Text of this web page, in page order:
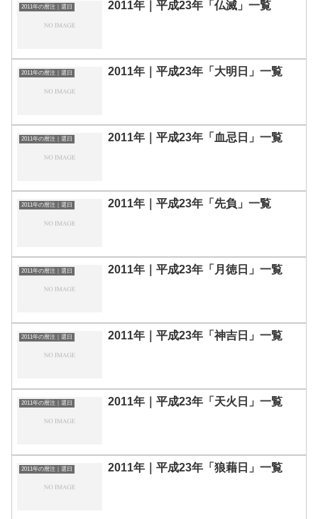
2011年の暦注｜選日 2011年｜平成23年「仏滅」一覧
2011年の暦注｜選日 2011年｜平成23年「大明日」一覧
2011年の暦注｜選日 2011年｜平成23年「血忌日」一覧
2011年の暦注｜選日 2011年｜平成23年「先負」一覧
2011年の暦注｜選日 2011年｜平成23年「月徳日」一覧
2011年の暦注｜選日 2011年｜平成23年「神吉日」一覧
2011年の暦注｜選日 2011年｜平成23年「天火日」一覧
2011年の暦注｜選日 2011年｜平成23年「狼藉日」一覧